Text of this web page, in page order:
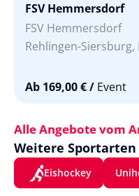
FSV Hemmersdorf
FSV Hemmersdorf
Rehlingen-
Ab 169,00 €/ Event
Alle Angebote vom
Weitere Sportarten
Eishockey